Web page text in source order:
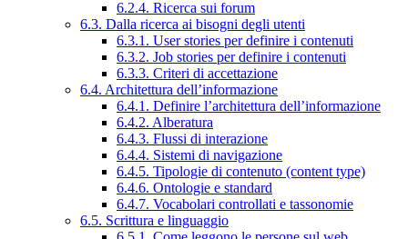
6.2.4. Ricerca sui forum
6.3. Dalla ricerca ai bisogni degli utenti
6.3.1. User stories per definire i contenuti
6.3.2. Job stories per definire i contenuti
6.3.3. Criteri di accettazione
6.4. Architettura dell’informazione
6.4.1. Definire l’architettura dell’informazione
6.4.2. Alberatura
6.4.3. Flussi di interazione
6.4.4. Sistemi di navigazione
6.4.5. Tipologie di contenuto (content type)
6.4.6. Ontologie e standard
6.4.7. Vocabolari controllati e tassonomie
6.5. Scrittura e linguaggio